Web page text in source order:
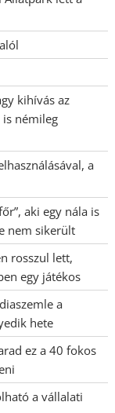
kihívás az
némileg
a
aki egy nála is
nem sikerült
rosszul lett,
egy játékos
a
hete
ez a 40 fokos
a vállalati